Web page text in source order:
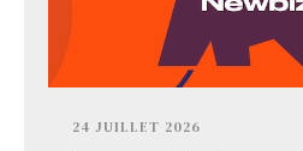
24 JUILLET 2026